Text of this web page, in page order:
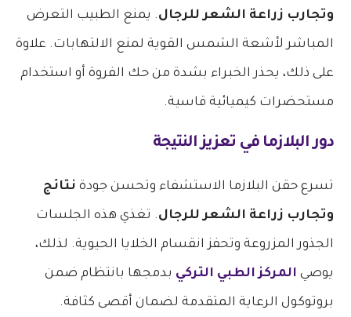
وتجارب زراعة الشعر للرجال. يمنع الطبيب التعرض
المباشر لأشعة الشمس القوية لمنع الالتهابات. علاوة
على ذلك، يحذر الخبراء بشدة من حك الفروة أو استخدام
مستحضرات كيميائية قاسية.
دور البلازما في تعزيز النتيجة
تسرع حقن البلازما الاستشفاء وتحسن جودة نتائج
وتجارب زراعة الشعر للرجال. تغذي هذه الجلسات
الجذور المزروعة وتحفز انقسام الخلايا الحيوية. لذلك،
يوصي المركز الطبي التركي بدمجها بانتظام ضمن
بروتوكول الرعاية المتقدمة لضمان أقصى كثافة.